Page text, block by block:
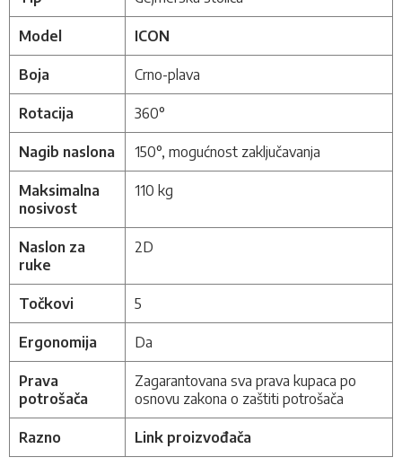
Model ICON
Boja Crno-plava
Rotacija 360°
Nagib naslona 150°, mogućnost zaključavanja
Maksimalna
nosivost
110 kg
Naslon za
ruke
2D
Točkovi 5
Ergonomija Da
Prava
potrošača
Zagarantovana sva prava kupaca po
osnovu zakona o zaštiti potrošača
Razno Link proizvođača